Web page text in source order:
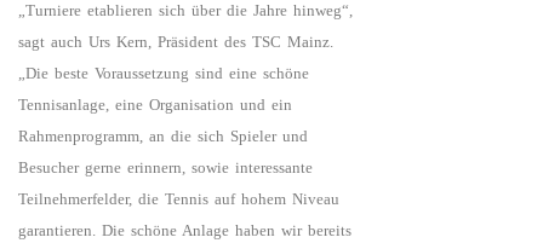
„Turniere etablieren sich über die Jahre hinweg“,
sagt auch Urs Kern, Präsident des TSC Mainz.
„Die beste Voraussetzung sind eine schöne
Tennisanlage, eine Organisation und ein
Rahmenprogramm, an die sich Spieler und
Besucher gerne erinnern, sowie interessante
Teilnehmerfelder, die Tennis auf hohem Niveau
garantieren. Die schöne Anlage haben wir bereits